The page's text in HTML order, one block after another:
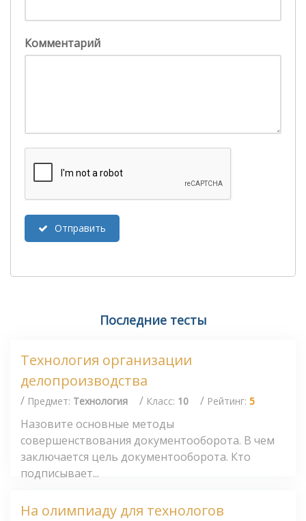
Комментарий
Отправить
Последние тесты
Технология организации
делопроизводства
/ Предмет: Технология / Класс: 10 / Рейтинг: 5
Назовите основные методы
совершенствования документооборота. В чем
заключается цель документооборота. Кто
подписывает...
На олимпиаду для технологов